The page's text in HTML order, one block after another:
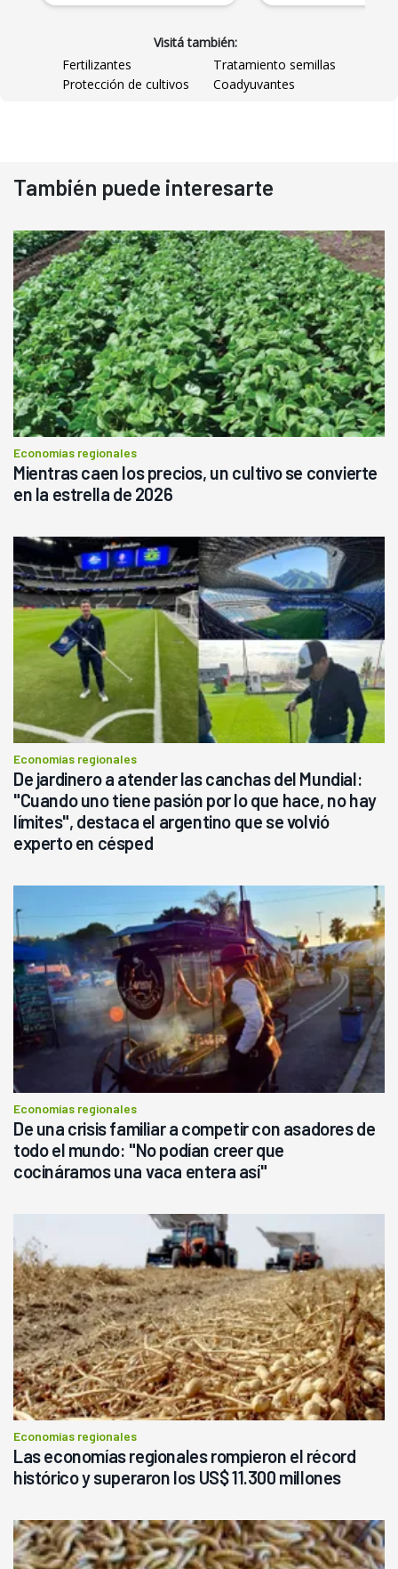
Visitá también:
Fertilizantes
Tratamiento semillas
Protección de cultivos
Coadyuvantes
También puede interesarte
Economías regionales
Mientras caen los precios, un cultivo se convierte
en la estrella de 2026
Economías regionales
De jardinero a atender las canchas del Mundial:
"Cuando uno tiene pasión por lo que hace, no hay
límites", destaca el argentino que se volvió
experto en césped
Economías regionales
De una crisis familiar a competir con asadores de
todo el mundo: "No podían creer que
cocináramos una vaca entera así"
Economías regionales
Las economías regionales rompieron el récord
histórico y superaron los US$ 11.300 millones